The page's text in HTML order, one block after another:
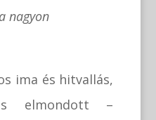
nagyon
ima és hitvallás,
elmondott –